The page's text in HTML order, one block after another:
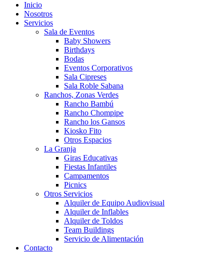
Inicio
Nosotros
Servicios
Sala de Eventos
Baby Showers
Birthdays
Bodas
Eventos Corporativos
Sala Cipreses
Sala Roble Sabana
Ranchos, Zonas Verdes
Rancho Bambú
Rancho Chompipe
Rancho los Gansos
Kiosko Fito
Otros Espacios
La Granja
Giras Educativas
Fiestas Infantiles
Campamentos
Picnics
Otros Servicios
Alquiler de Equipo Audiovisual
Alquiler de Inflables
Alquiler de Toldos
Team Buildings
Servicio de Alimentación
Contacto